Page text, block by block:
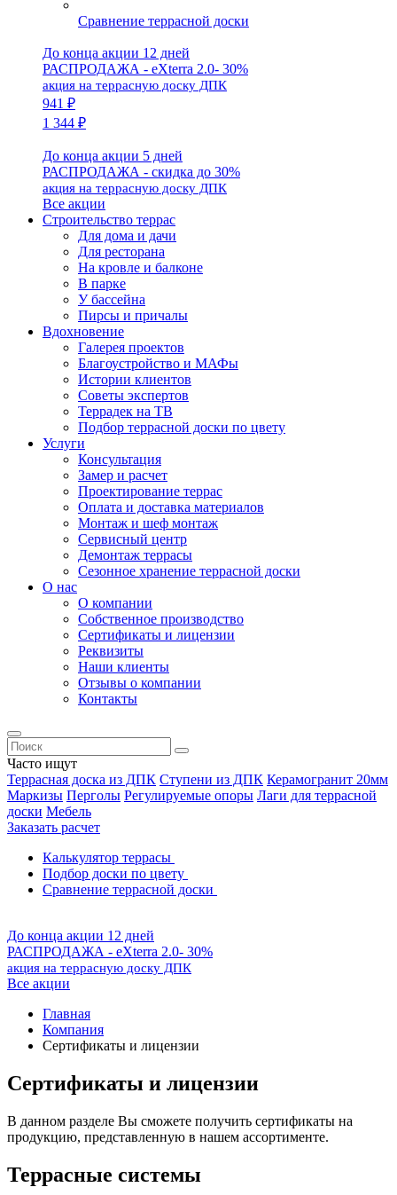
Сравнение террасной доски
До конца акции 12 дней
РАСПРОДАЖА - eXterra 2.0- 30%
акция на террасную доску ДПК
941 ₽
1 344 ₽
До конца акции 5 дней
РАСПРОДАЖА - скидка до 30%
акция на террасную доску ДПК
Все акции
Строительство террас
Для дома и дачи
Для ресторана
На кровле и балконе
В парке
У бассейна
Пирсы и причалы
Вдохновение
Галерея проектов
Благоустройство и МАФы
Истории клиентов
Советы экспертов
Террадек на ТВ
Подбор террасной доски по цвету
Услуги
Консультация
Замер и расчет
Проектирование террас
Оплата и доставка материалов
Монтаж и шеф монтаж
Сервисный центр
Демонтаж террасы
Сезонное хранение террасной доски
О нас
О компании
Собственное производство
Сертификаты и лицензии
Реквизиты
Наши клиенты
Отзывы о компании
Контакты
Часто ищут
Террасная доска из ДПК Ступени из ДПК Керамогранит 20мм
Маркизы Перголы Регулируемые опоры Лаги для террасной
доски Мебель
Заказать расчет
Калькулятор террасы
Подбор доски по цвету
Сравнение террасной доски
До конца акции 12 дней
РАСПРОДАЖА - eXterra 2.0- 30%
акция на террасную доску ДПК
Все акции
Главная
Компания
Сертификаты и лицензии
Сертификаты и лицензии
В данном разделе Вы сможете получить сертификаты на
продукцию, представленную в нашем ассортименте.
Террасные системы